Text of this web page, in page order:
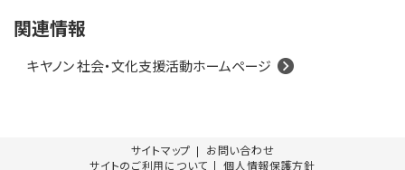
関連情報
キヤノン 社会・文化支援活動ホームページ
サイトマップ
お問い合わせ
サイトのご利用について
個人情報保護方針